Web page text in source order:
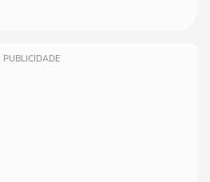
PUBLICIDADE